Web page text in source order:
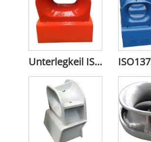
Unterlegkeil ISO13713